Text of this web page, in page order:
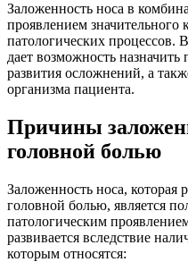
Заложенность носа в
проявлением значительного
патологических процессов.
дает возможность
развития осложнений, а
организма пациента.
Причины
головной болью
Заложенность носа, которая
головной болью, является
патологическим
развивается вследствие
которым относятся: